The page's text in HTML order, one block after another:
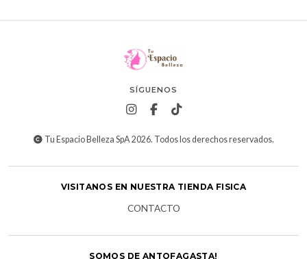
SÍGUENOS
Tu Espacio Belleza SpA 2026. Todos los derechos reservados.
VISITANOS EN NUESTRA TIENDA FISICA
CONTACTO
SOMOS DE ANTOFAGASTA!